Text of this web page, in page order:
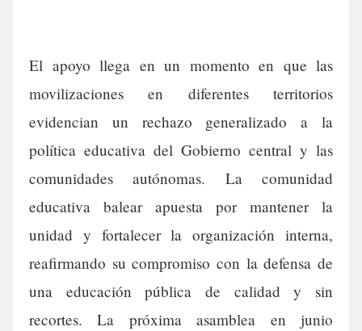
El apoyo llega en un momento en que las
movilizaciones en diferentes territorios
evidencian un rechazo generalizado a la
política educativa del Gobierno central y las
comunidades autónomas. La comunidad
educativa balear apuesta por mantener la
unidad y fortalecer la organización interna,
reafirmando su compromiso con la defensa de
una educación pública de calidad y sin
recortes. La próxima asamblea en junio